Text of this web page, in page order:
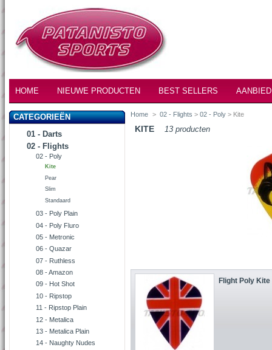
HOME NIEUWE PRODUCTEN BEST SELLERS
CATEGORIEËN
01 - Darts
02 - Flights
02 - Poly
Kite
Pear
Slim
Standaard
03 - Poly Plain
04 - Poly Fluro
05 - Metronic
06 - Quazar
07 - Ruthless
08 - Amazon
09 - Hot Shot
10 - Ripstop
11 - Ripstop Plain
12 - Metalica
13 - Metalica Plain
14 - Naughty Nudes
Home > 02 - Flights >02 - Poly > Kite
KITE 13 producten
Flight Poly Kite